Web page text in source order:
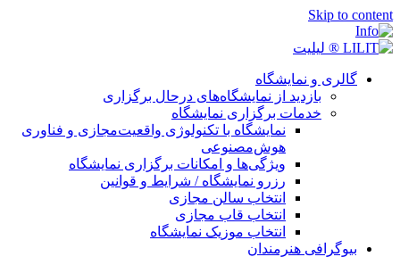
Skip to content
گالری و نمایشگاه
بازدید از نمایشگاه‌های درحال برگزاری
خدمات برگزاری نمایشگاه
نمایشگاه با تکنولوژی واقعیت‌مجازی و فناوری
هوش‌مصنوعی
ویژگی‌ها و امکانات برگزاری نمایشگاه
رزرو نمایشگاه / شرایط و قوانین
انتخاب سالن مجازی
انتخاب قاب مجازی
انتخاب موزیک نمایشگاه
بیوگرافی هنرمندان